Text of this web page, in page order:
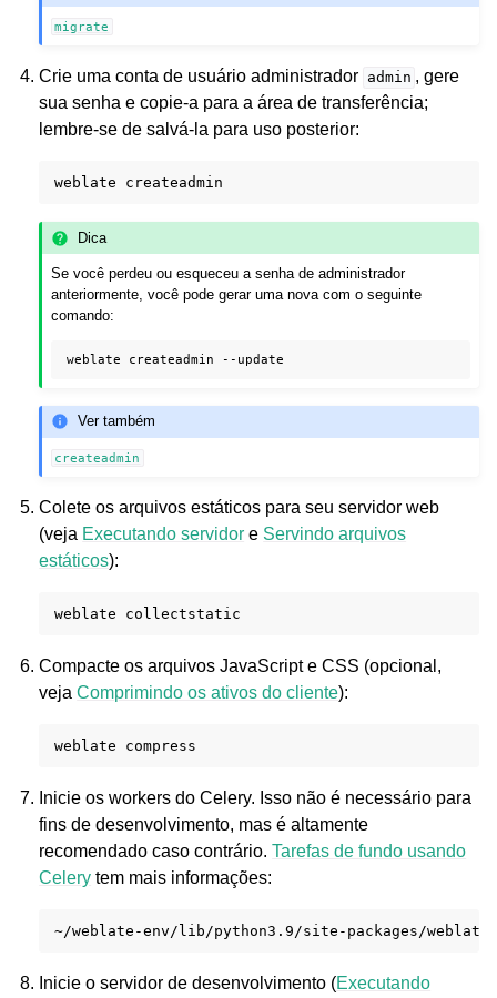
migrate
Crie uma conta de usuário administrador admin , gere
sua senha e copie-a para a área de transferência;
lembre-se de salvá-la para uso posterior:
weblate
Dica
Se você perdeu ou esqueceu a senha de administrador
anteriormente, você pode gerar uma nova com o seguinte
comando:
weblate createadmin
Ver também
createadmin
Colete os arquivos estáticos para seu servidor web
(veja Executando servidor e Servindo arquivos
estáticos):
weblate
Compacte os arquivos JavaScript e CSS (opcional,
vejaComprimindo os ativos do cliente):
weblate
Inicie os workers do Celery. Isso não é necessário para
fins de desenvolvimento, mas é altamente
recomendado caso contrário.Tarefas de fundo usando
Celery tem mais informações:
~/weblate-env/lib/python3.9/site-packages/
Inicie o servidor de desenvolvimento (Executando